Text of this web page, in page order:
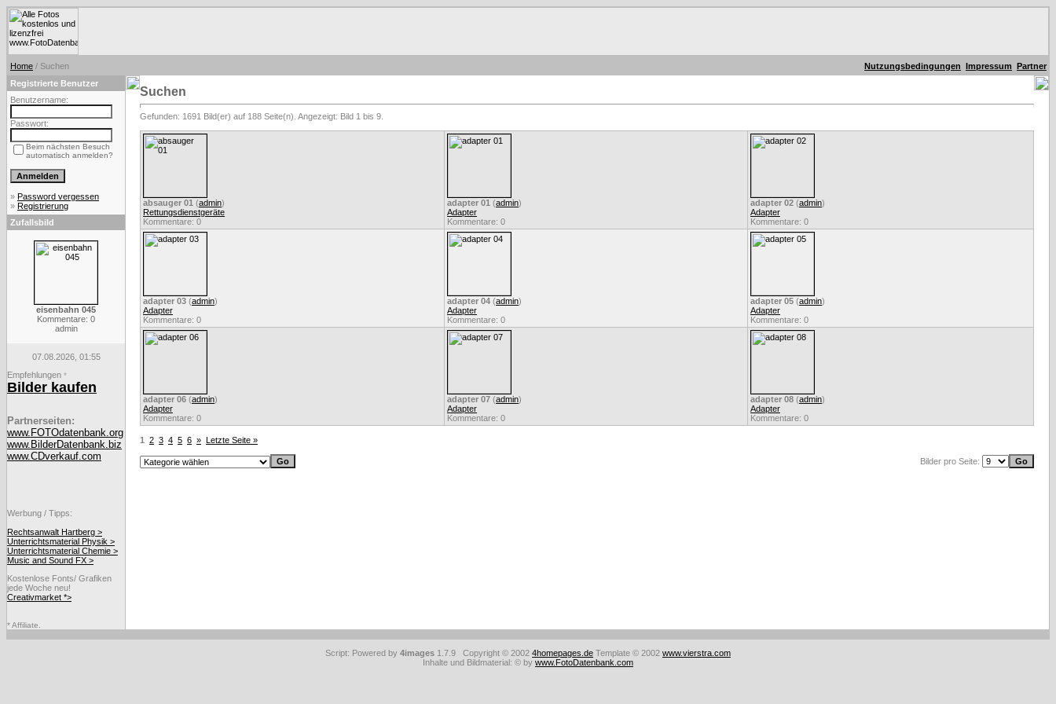
Home / Suchen Nutzungsbedingungen Impressum Partner
Registrierte Benutzer
Benutzername:
Passwort:
Beim nächsten Besuch
automatisch anmelden?
» Password vergessen
» Registrierung
Zufallsbild
eisenbahn 045
Kommentare: 0
admin
07.08.2026, 01:55
Empfehlungen *
Bilder kaufen
Partnerseiten:
www.FOTOdatenbank.org
www.BilderDatenbank.biz
www.CDverkauf.com
Werbung / Tipps:
Rechtsanwalt Hartberg >
Unterrichtsmaterial Physik >
Unterrichtsmaterial Chemie >
Music and Sound FX >
Kostenlose Fonts/ Grafiken
jede Woche neu!
Creativmarket *>
* Affiliate.
Suchen
Gefunden: 1691 Bild(er) auf 188 Seite(n). Angezeigt: Bild 1 bis 9.
absauger 01 (admin)
Rettungsdienstgeräte
Kommentare: 0
adapter 01 (admin)
Adapter
Kommentare: 0
adapter 02 (admin)
Adapter
Kommentare: 0
adapter 03 (admin)
Adapter
Kommentare: 0
adapter 04 (admin)
Adapter
Kommentare: 0
adapter 05 (admin)
Adapter
Kommentare: 0
adapter 06 (admin)
Adapter
Kommentare: 0
adapter 07 (admin)
Adapter
Kommentare: 0
adapter 08 (admin)
Adapter
Kommentare: 0
1 2 3 4 5 6 » Letzte Seite »
Bilder pro Seite:
Script: Powered by 4images 1.7.9 Copyright © 2002 4homepages.de Template © 2002 www.vierstra.com
Inhalte und Bildmaterial: © by www.FotoDatenbank.com